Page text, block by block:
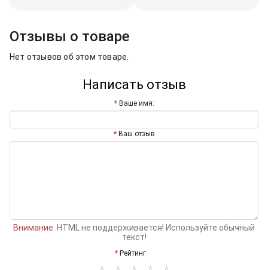
Отзывы о товаре
Нет отзывов об этом товаре.
Написать отзыв
Ваше имя:
Ваш отзыв
Внимание: HTML не поддерживается! Используйте обычный
текст!
Рейтинг